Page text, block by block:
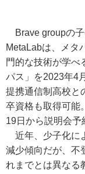
Brave groupの子
MetaLabは、メタ
門的な技術が学べ
パス」を2023年4
提携通信制高校と
卒資格も取得可能
19日から説明会予
近年、少子化に
減少傾向だが、不
れまでとは異なる